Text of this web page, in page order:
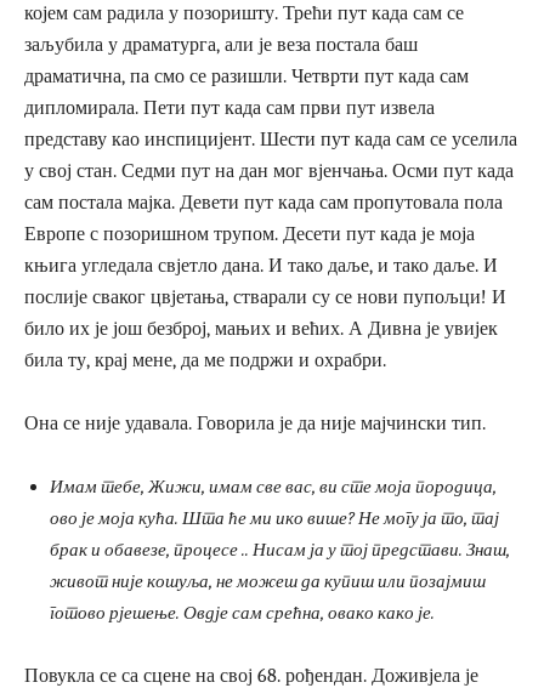
којем сам радила у позоришту. Трећи пут када сам се
заљубила у драматурга, али је веза постала баш
драматична, па смо се разишли. Четврти пут када сам
дипломирала. Пети пут када сам први пут извела
представу као инспицијент. Шести пут када сам се уселила
у свој стан. Седми пут на дан мог вјенчања. Осми пут када
сам постала мајка. Девети пут када сам пропутовала пола
Европе с позоришном трупом. Десети пут када је моја
књига угледала свјетло дана. И тако даље, и тако даље. И
послије сваког цвјетања, стварали су се нови пупољци! И
било их је још безброј, мањих и већих. А Дивна је увијек
била ту, крај мене, да ме подржи и охрабри.
Она се није удавала. Говорила је да није мајчински тип.
Имам тебе, Жижи, имам све вас, ви сте моја породица,
ово је моја кућа. Шта ће ми ико више? Не могу ја то, тај
брак и обавезе, процесе .. Нисам ја у тој представи. Знаш,
живот није кошуља, не можеш да купиш или позајмиш
готово рјешење. Овдје сам срећна, овако како је.
Повукла се са сцене на свој 68. рођендан. Доживјела је